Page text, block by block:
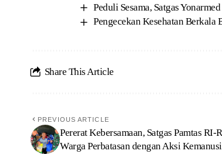
Peduli Sesama, Satgas
Pengecekan Kesehatan
Share This Article
PREVIOUS ARTICLE
Pererat Kebersamaan, Satgas Pamtas RI-
Warga Perbatasan dengan Aksi